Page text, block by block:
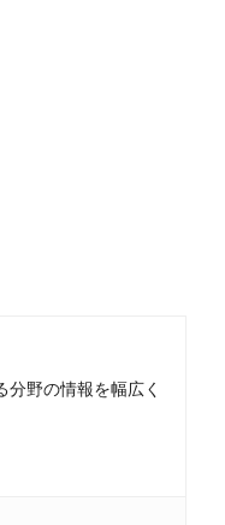
野の情報を幅広く